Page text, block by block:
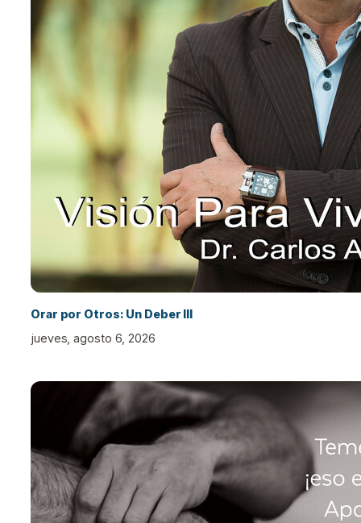
Orar por Otros: Un Deber III
jueves, agosto 6, 2026